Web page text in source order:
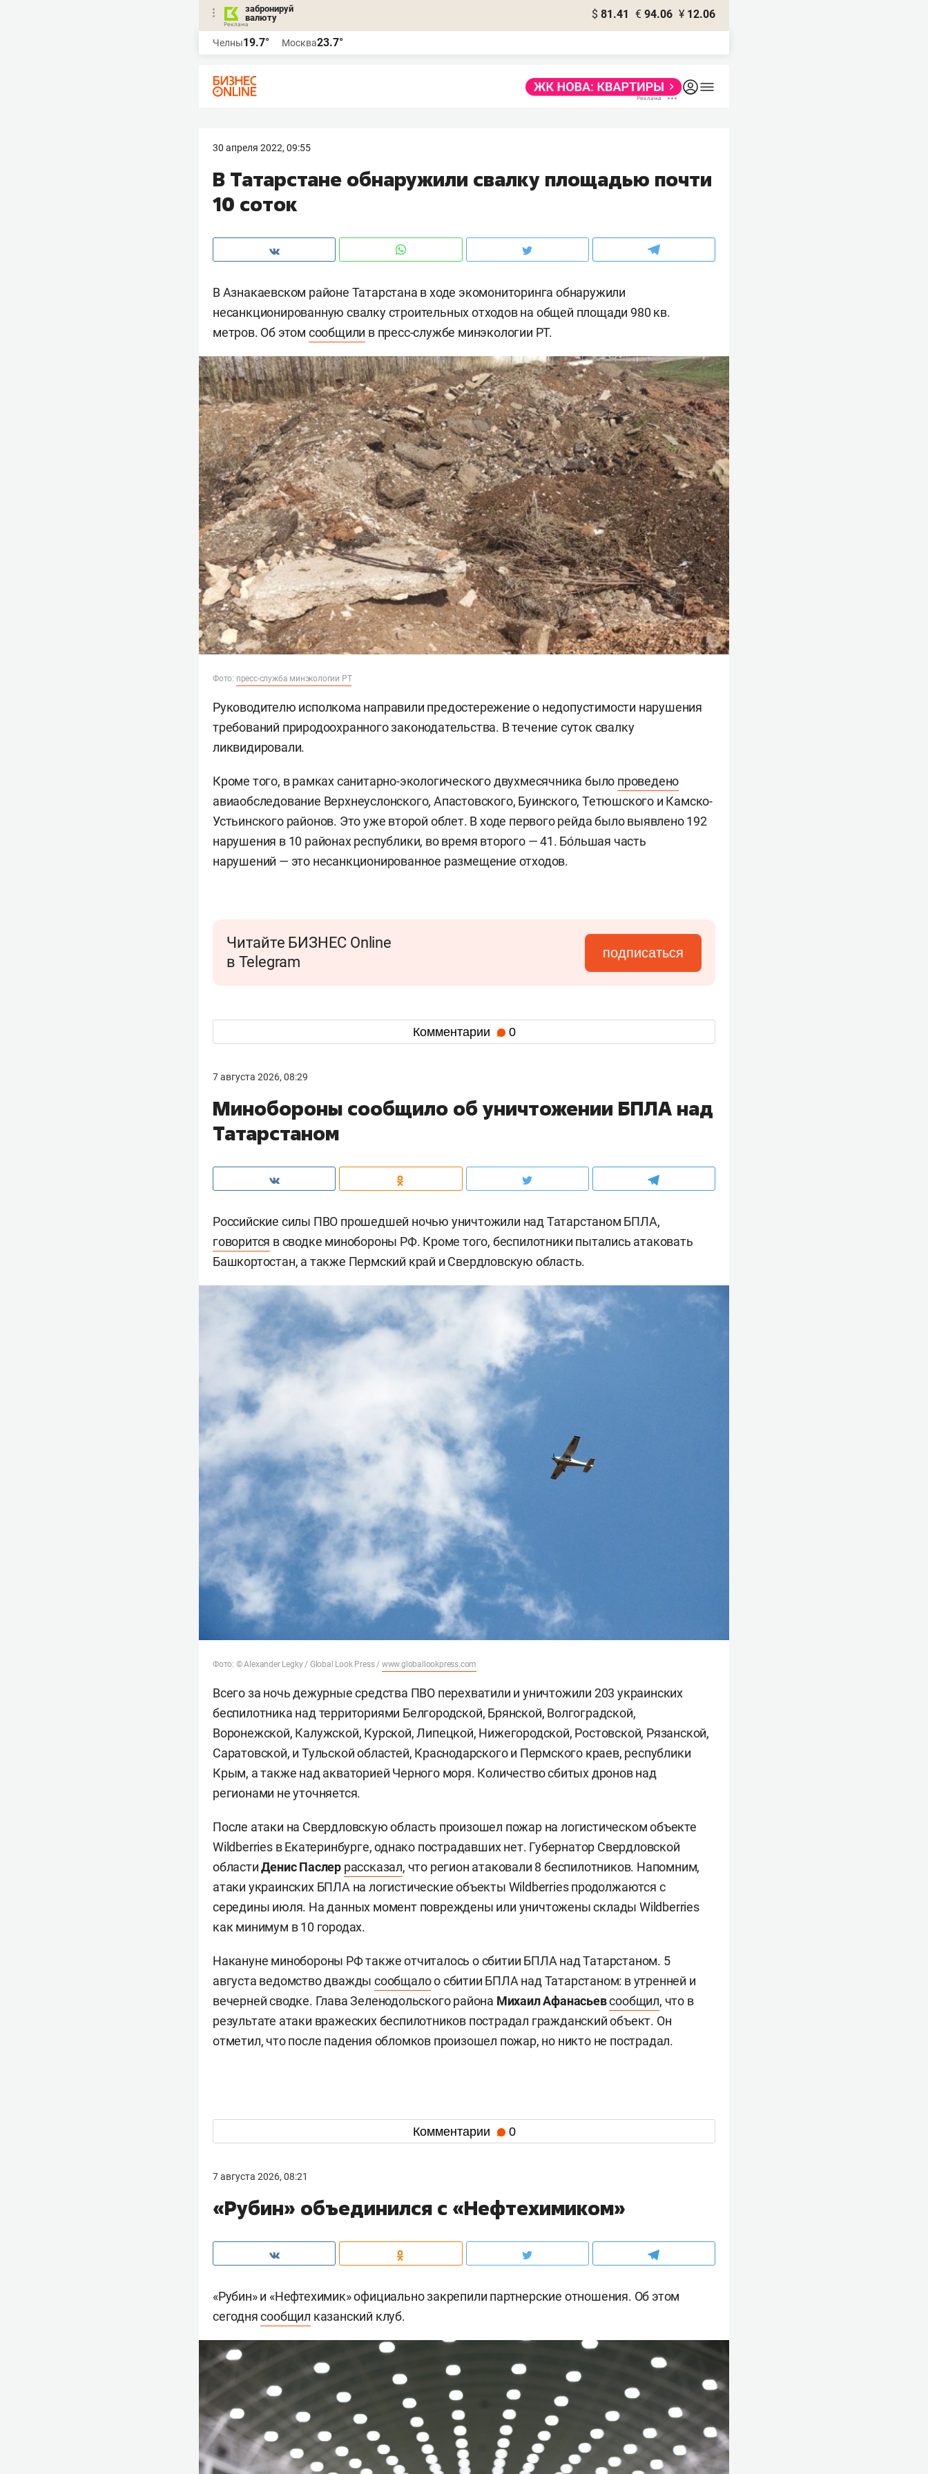
забронируй
валюту
$ 81.41 € 94.06 ¥ 12.06
Челны19.7° Москва23.7°
30 апреля 2022, 09:55
В Татарстане обнаружили свалку площадью почти
10 соток
В Азнакаевском районе Татарстана в ходе экомониторинга обнаружили
несанкционированную свалку строительных отходов на общей площади 980 кв.
метров. Об этом сообщили в пресс-службе минэкологии РТ.
Фото: пресс-служба минэкологии РТ
Руководителю исполкома направили предостережение о недопустимости нарушения
требований природоохранного законодательства. В течение суток свалку
ликвидировали.
Кроме того, в рамках санитарно-экологического двухмесячника было проведено
авиаобследование Верхнеуслонского, Апастовского, Буинского, Тетюшского и Камско-
Устьинского районов. Это уже второй облет. В ходе первого рейда было выявлено 192
нарушения в 10 районах республики, во время второго — 41. Бо́льшая часть
нарушений — это несанкционированное размещение отходов.
Читайте БИЗНЕС Online
в Telegram
подписаться
Комментарии 0
7 августа 2026, 08:29
Минобороны сообщило об уничтожении БПЛА над
Татарстаном
Российские силы ПВО прошедшей ночью уничтожили над Татарстаном БПЛА,
говорится в сводке минобороны РФ. Кроме того, беспилотники пытались атаковать
Башкортостан, а также Пермский край и Свердловскую область.
Фото: © Alexander Legky / Global Look Press / www.globallookpress.com
Всего за ночь дежурные средства ПВО перехватили и уничтожили 203 украинских
беспилотника над территориями Белгородской, Брянской, Волгоградской,
Воронежской, Калужской, Курской, Липецкой, Нижегородской, Ростовской, Рязанской,
Саратовской, и Тульской областей, Краснодарского и Пермского краев, республики
Крым, а также над акваторией Черного моря. Количество сбитых дронов над
регионами не уточняется.
После атаки на Свердловскую область произошел пожар на логистическом объекте
Wildberries в Екатеринбурге, однако пострадавших нет. Губернатор Свердловской
областиДенис Паслер рассказал, что регион атаковали 8 беспилотников. Напомним,
атаки украинских БПЛА на логистические объекты Wildberries продолжаются с
середины июля. На данных момент повреждены или уничтожены склады Wildberries
как минимум в 10 городах.
Накануне минобороны РФ также отчиталось о сбитии БПЛА над Татарстаном. 5
августа ведомство дваждысообщалоо сбитии БПЛА над Татарстаном: в утренней и
вечерней сводке. Глава Зеленодольского района Михаил Афанасьевсообщил, что в
результате атаки вражеских беспилотников пострадал гражданский объект. Он
отметил, что после падения обломков произошел пожар, но никто не пострадал.
Комментарии 0
7 августа 2026, 08:21
«Рубин» объединился с «Нефтехимиком»
«Рубин» и «Нефтехимик» официально закрепили партнерские отношения. Об этом
сегоднясообщил казанский клуб.